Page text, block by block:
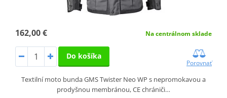
162,00 € Na centrálnom sklade
Do košíka
Porovnať
Textilní moto bunda GMS Twister Neo WP s nepromokavou a
prodyšnou membránou, CE chrániči…